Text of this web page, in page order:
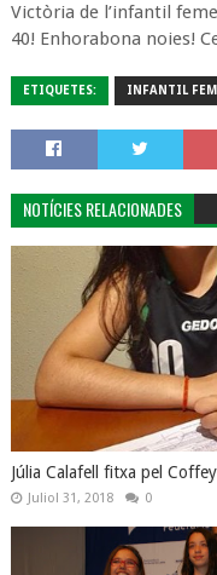
Victòria de l’infantil
40! Enhorabona noies!
ETIQUETES: INFANTIL
NOTÍCIES RELACIONADES
Júlia Calafell fitxa pel
Juliol 31, 2018 0